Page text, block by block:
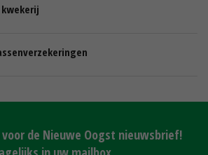
de Nieuwe Oogst nieuwsbrief!